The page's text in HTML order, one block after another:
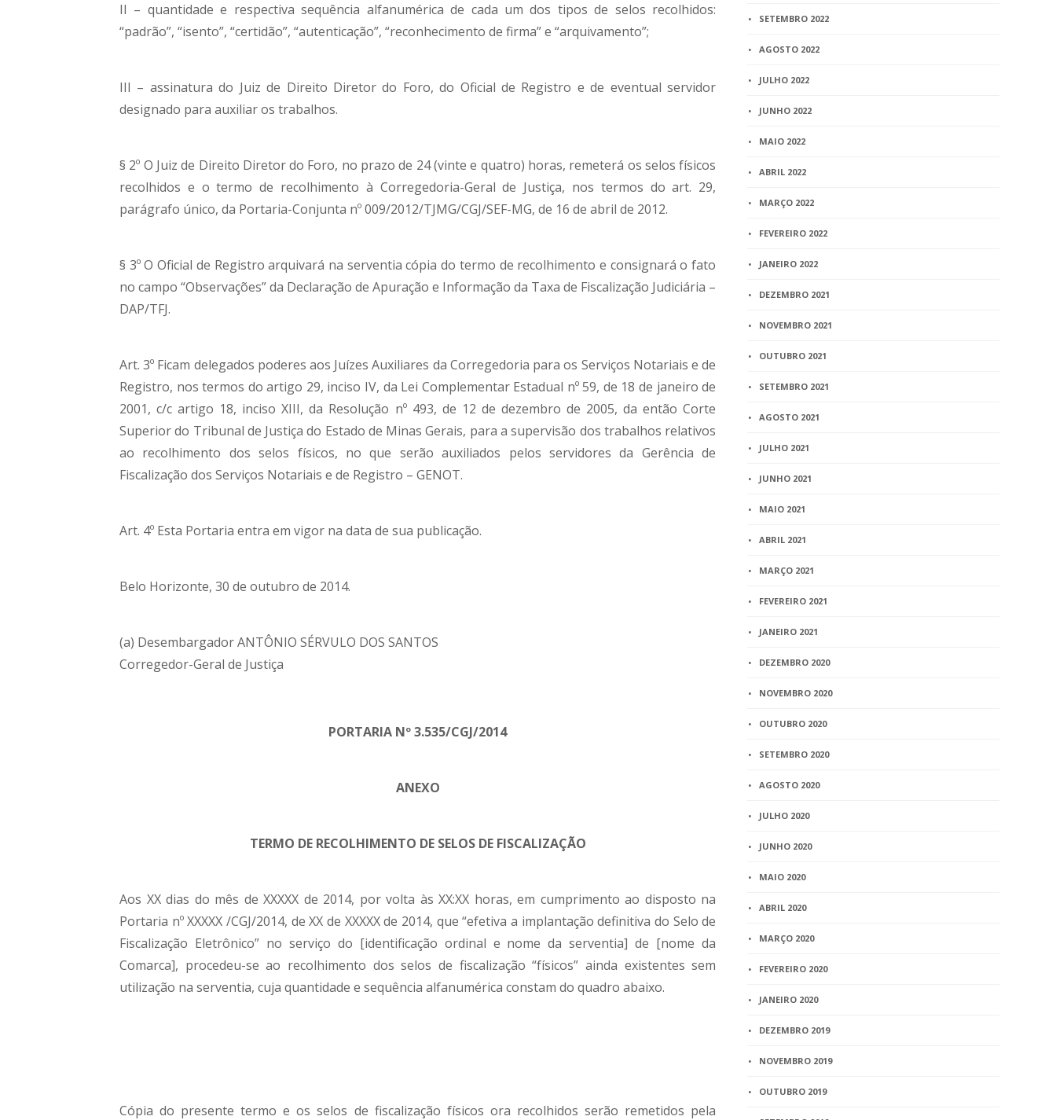
II – quantidade e respectiva sequência alfanumérica de cada um dos tipos de selos recolhidos:
“padrão”, “isento”, “certidão”, “autenticação”, “reconhecimento de firma” e “arquivamento”;
III – assinatura do Juiz de Direito Diretor do Foro, do Oficial de Registro e de eventual servidor
designado para auxiliar os trabalhos.
§ 2º O Juiz de Direito Diretor do Foro, no prazo de 24 (vinte e quatro) horas, remeterá os selos físicos
recolhidos e o termo de recolhimento à Corregedoria-Geral de Justiça, nos termos do art. 29,
parágrafo único, da Portaria-Conjunta nº 009/2012/TJMG/CGJ/SEF-MG, de 16 de abril de 2012.
§ 3º O Oficial de Registro arquivará na serventia cópia do termo de recolhimento e consignará o fato
no campo “Observações” da Declaração de Apuração e Informação da Taxa de Fiscalização Judiciária –
DAP/TFJ.
Art. 3º Ficam delegados poderes aos Juízes Auxiliares da Corregedoria para os Serviços Notariais e de
Registro, nos termos do artigo 29, inciso IV, da Lei Complementar Estadual nº 59, de 18 de janeiro de
2001, c/c artigo 18, inciso XIII, da Resolução nº 493, de 12 de dezembro de 2005, da então Corte
Superior do Tribunal de Justiça do Estado de Minas Gerais, para a supervisão dos trabalhos relativos
ao recolhimento dos selos físicos, no que serão auxiliados pelos servidores da Gerência de
Fiscalização dos Serviços Notariais e de Registro – GENOT.
Art. 4º Esta Portaria entra em vigor na data de sua publicação.
Belo Horizonte, 30 de outubro de 2014.
(a) Desembargador ANTÔNIO SÉRVULO DOS SANTOS
Corregedor-Geral de Justiça
PORTARIA Nº 3.535/CGJ/2014
ANEXO
TERMO DE RECOLHIMENTO DE SELOS DE FISCALIZAÇÃO
Aos XX dias do mês de XXXXX de 2014, por volta às XX:XX horas, em cumprimento ao disposto na
Portaria nº XXXXX /CGJ/2014, de XX de XXXXX de 2014, que “efetiva a implantação definitiva do Selo de
Fiscalização Eletrônico” no serviço do [identificação ordinal e nome da serventia] de [nome da
Comarca], procedeu-se ao recolhimento dos selos de fiscalização “físicos” ainda existentes sem
utilização na serventia, cuja quantidade e sequência alfanumérica constam do quadro abaixo.
Cópia do presente termo e os selos de fiscalização físicos ora recolhidos serão remetidos pela
SETEMBRO 2022
AGOSTO 2022
JULHO 2022
JUNHO 2022
MAIO 2022
ABRIL 2022
MARÇO 2022
FEVEREIRO 2022
JANEIRO 2022
DEZEMBRO 2021
NOVEMBRO 2021
OUTUBRO 2021
SETEMBRO 2021
AGOSTO 2021
JULHO 2021
JUNHO 2021
MAIO 2021
ABRIL 2021
MARÇO 2021
FEVEREIRO 2021
JANEIRO 2021
DEZEMBRO 2020
NOVEMBRO 2020
OUTUBRO 2020
SETEMBRO 2020
AGOSTO 2020
JULHO 2020
JUNHO 2020
MAIO 2020
ABRIL 2020
MARÇO 2020
FEVEREIRO 2020
JANEIRO 2020
DEZEMBRO 2019
NOVEMBRO 2019
OUTUBRO 2019